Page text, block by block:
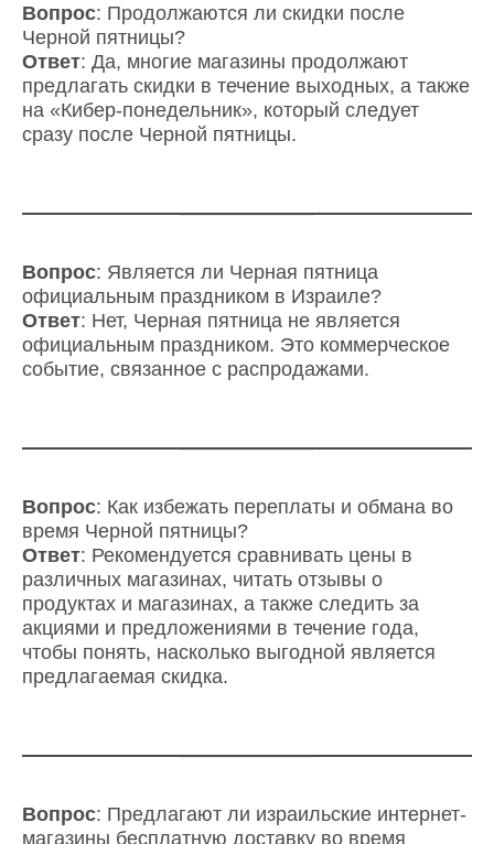
Вопрос: Продолжаются ли скидки после
Черной пятницы?
Ответ: Да, многие магазины продолжают
предлагать скидки в течение выходных, а также
на «Кибер-понедельник», который следует
сразу после Черной пятницы.
Вопрос: Является ли Черная пятница
официальным праздником в Израиле?
Ответ: Нет, Черная пятница не является
официальным праздником. Это коммерческое
событие, связанное с распродажами.
Вопрос: Как избежать переплаты и обмана во
время Черной пятницы?
Ответ: Рекомендуется сравнивать цены в
различных магазинах, читать отзывы о
продуктах и магазинах, а также следить за
акциями и предложениями в течение года,
чтобы понять, насколько выгодной является
предлагаемая скидка.
Вопрос: Предлагают ли израильские интернет-
магазины бесплатную доставку во время